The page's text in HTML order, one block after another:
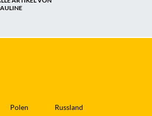
Polen Russland